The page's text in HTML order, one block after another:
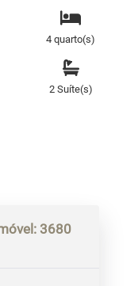
4 quarto(s)
2 Suíte(s)
3680